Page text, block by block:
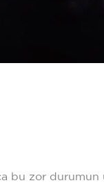
bu zor